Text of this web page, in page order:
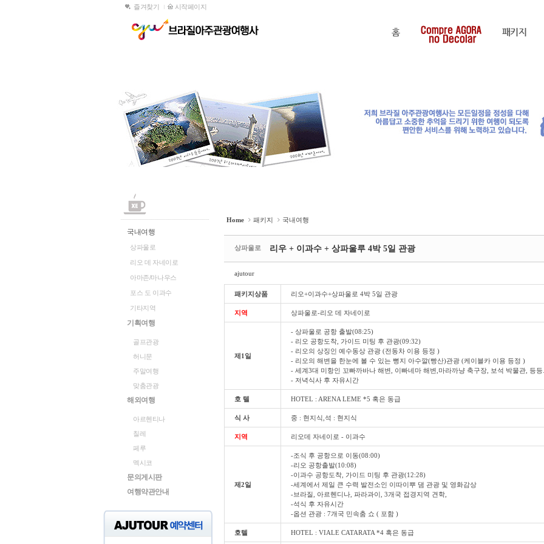
즐겨찾기 시작페이지
홈 패키지
홈 온라인구매
국내여행
기획여행
해외여행
문의게시판
여행약관안내
시즌특선 여행자보험
여행사소개
공지안내
국내여행
상파울로
리오 데 자네이로
아마존/마나우스
포스 도 이과수
기타지역
기획여행
골프관광
허니문
주말여행
맞춤관광
해외여행
아르헨티나
칠레
페루
멕시코
문의게시판
여행약관안내
Home 패키지 국내여행
상파울로 리우 + 이과수 + 상파울루 4박 5일 관광
ajutour
패키지상품 리오+이과수+상파울로 4박 5일 관광
지역 상파울로-리오 데 자네이로
제1일
- 상파울로 공항 출발(08:25)
- 리오 공항도착, 가이드 미팅 후 관광(09:32)
- 리오의 상징인 예수동상 관광 (전동차 이용 등정 )
- 리오의 해변을 한눈에 볼 수 있는 뻥지 아수깔(빵산)관광 (케이블카 이용 등정 )
- 세계3대 미항인 꼬빠까바나 해변, 이빠네마 해변,마라까냥 축구장, 보석 박물관, 등등..
- 저녁식사 후 자유시간
호 텔 HOTEL : ARENA LEME *5 혹은 동급
식 사 중 : 현지식,석 : 현지식
지역 리오데 자네이로 - 이과수
제2일
-조식 후 공항으로 이동(08:00)
-리오 공항출발(10:08)
-이과수 공항도착, 가이드 미팅 후 관광(12:28)
-세계에서 제일 큰 수력 발전소인 이따이뿌 댐 관광 및 영화감상
-브라질, 아르헨디나, 파라과이, 3개국 접경지역 견학,
-석식 후 자유시간
-옵션 관광 : 7개국 민속춤 쇼 ( 포함 )
호텔 HOTEL : VIALE CATARATA *4 혹은 동급
Sketchbook5, 스케치북5
Sketchbook5, 스케치북5
Sketchbook5, 스케치북5
Sketchbook5, 스케치북5